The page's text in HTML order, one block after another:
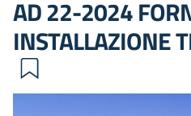
AD 22-2024
INSTALLAZIONE